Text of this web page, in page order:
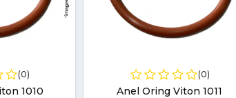
(0)
1010
(0)
Anel Oring Viton 1011